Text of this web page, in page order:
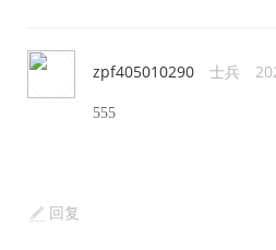
zpf405010290 士兵
555
回复